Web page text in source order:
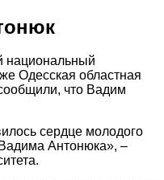
национальный
Одесская областная
что Вадим
сердце молодого
Вадима Антонюка», –